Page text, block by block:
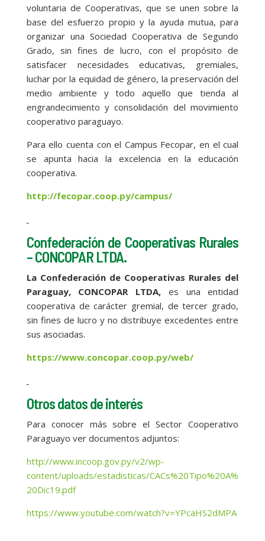
voluntaria de Cooperativas, que se unen sobre la
base del esfuerzo propio y la ayuda mutua, para
organizar una Sociedad Cooperativa de Segundo
Grado, sin fines de lucro, con el propósito de
satisfacer necesidades educativas, gremiales,
luchar por la equidad de género, la preservación del
medio ambiente y todo aquello que tienda al
engrandecimiento y consolidación del movimiento
cooperativo paraguayo.
Para ello cuenta con el Campus Fecopar, en el cual
se apunta hacia la excelencia en la educación
cooperativa.
http://fecopar.coop.py/campus/
Confederación de Cooperativas Rurales
– CONCOPAR LTDA.
La Confederación de Cooperativas Rurales del
Paraguay, CONCOPAR LTDA, es una entidad
cooperativa de carácter gremial, de tercer grado,
sin fines de lucro y no distribuye excedentes entre
sus asociadas.
https://www.concopar.coop.py/web/
Otros datos de interés
Para conocer más sobre el Sector Cooperativo
Paraguayo ver documentos adjuntos:
http://www.incoop.gov.py/v2/wp-
content/uploads/estadisticas/CACs%20Tipo%20A%
20Dic19.pdf
https://www.youtube.com/watch?v=YPcaHS2dMPA